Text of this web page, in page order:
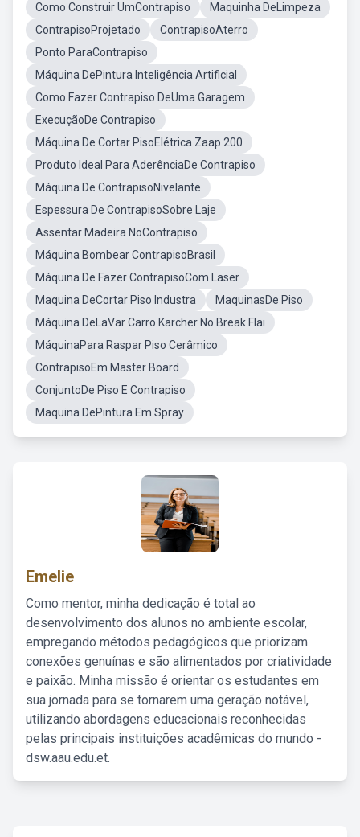
Como Construir UmContrapiso
Maquinha DeLimpeza
ContrapisoProjetado
ContrapisoAterro
Ponto ParaContrapiso
Máquina DePintura Inteligência Artificial
Como Fazer Contrapiso DeUma Garagem
ExecuçãoDe Contrapiso
Máquina De Cortar PisoElétrica Zaap 200
Produto Ideal Para AderênciaDe Contrapiso
Máquina De ContrapisoNivelante
Espessura De ContrapisoSobre Laje
Assentar Madeira NoContrapiso
Máquina Bombear ContrapisoBrasil
Máquina De Fazer ContrapisoCom Laser
Maquina DeCortar Piso Industra
MaquinasDe Piso
Máquina DeLaVar Carro Karcher No Break Flai
MáquinaPara Raspar Piso Cerâmico
ContrapisoEm Master Board
ConjuntoDe Piso E Contrapiso
Maquina DePintura Em Spray
Emelie
Como mentor, minha dedicação é total ao
desenvolvimento dos alunos no ambiente escolar,
empregando métodos pedagógicos que priorizam
conexões genuínas e são alimentados por criatividade
e paixão. Minha missão é orientar os estudantes em
sua jornada para se tornarem uma geração notável,
utilizando abordagens educacionais reconhecidas
pelas principais instituições acadêmicas do mundo -
dsw.aau.edu.et.